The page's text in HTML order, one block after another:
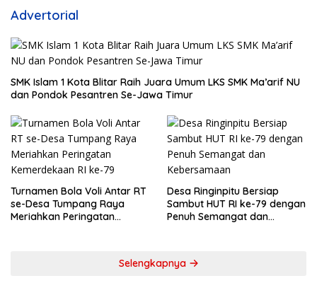
Advertorial
SMK Islam 1 Kota Blitar Raih Juara Umum LKS SMK Ma’arif NU
dan Pondok Pesantren Se-Jawa Timur
Turnamen Bola Voli Antar RT
se-Desa Tumpang Raya
Meriahkan Peringatan
Desa Ringinpitu Bersiap
Sambut HUT RI ke-79 dengan
Penuh Semangat dan
Selengkapnya